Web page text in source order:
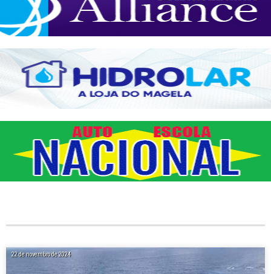
22 de novembro de 2024